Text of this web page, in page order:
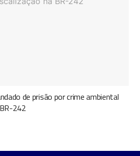
de prisão por crime ambiental
242